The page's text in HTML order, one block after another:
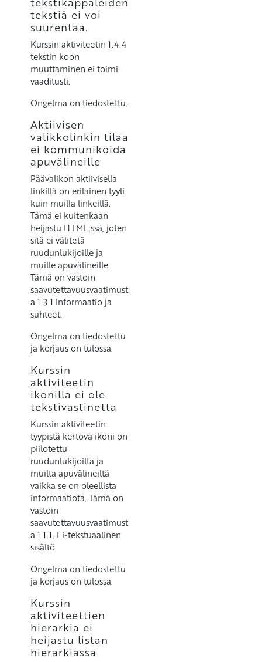
tekstiä ei voi
suurentaa.
Kurssin aktiviteetin 1.4.4
tekstin koon
muuttaminen ei toimi
vaaditusti.
Ongelma on tiedostettu.
Aktiivisen
valikkolinkin tilaa
ei kommunikoida
apuvälineille
Päävalikon aktiivisella
linkillä on erilainen tyyli
kuin muilla linkeillä.
Tämä ei kuitenkaan
heijastu HTML:ssä, joten
sitä ei välitetä
ruudunlukijoille ja
muille apuvälineille.
Tämä on vastoin
saavutettavuusvaatimust
a 1.3.1 Informaatio ja
suhteet.
Ongelma on tiedostettu
ja korjaus on tulossa.
Kurssin
aktiviteetin
ikonilla ei ole
tekstivastinetta
Kurssin aktiviteetin
tyypistä kertova ikoni on
piilotettu
ruudunlukijoilta ja
muilta apuvälineiltä
vaikka se on oleellista
informaatiota. Tämä on
vastoin
saavutettavuusvaatimust
a 1.1.1. Ei-tekstuaalinen
sisältö.
Ongelma on tiedostettu
ja korjaus on tulossa.
Kurssin
aktiviteettien
hierarkia ei
heijastu listan
hierarkiassa